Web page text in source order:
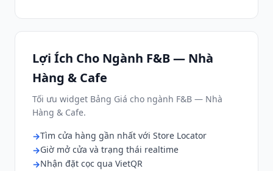
Lợi Ích Cho Ngành F&B — Nhà
Hàng & Cafe
Tối ưu widget Bảng Giá cho ngành F&B — Nhà
Hàng & Cafe.
Tìm cửa hàng gần nhất với Store Locator
Giờ mở cửa và trạng thái realtime
Nhận đặt cọc qua VietQR